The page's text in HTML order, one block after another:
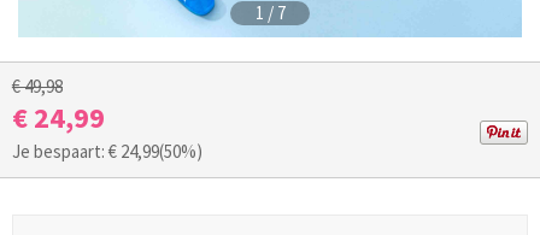
1 / 7
€ 49,98
€ 24,99
Je bespaart: € 24,99(50%)